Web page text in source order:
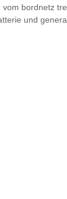
bordnetz
und